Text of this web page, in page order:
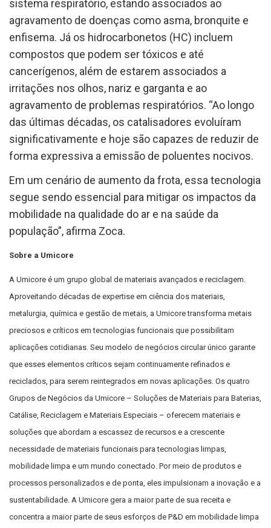
sistema respiratório, estando associados ao
agravamento de doenças como asma, bronquite e
enfisema. Já os hidrocarbonetos (HC) incluem
compostos que podem ser tóxicos e até
cancerígenos, além de estarem associados a
irritações nos olhos, nariz e garganta e ao
agravamento de problemas respiratórios. “Ao longo
das últimas décadas, os catalisadores evoluíram
significativamente e hoje são capazes de reduzir de
forma expressiva a emissão de poluentes nocivos.
Em um cenário de aumento da frota, essa tecnologia
segue sendo essencial para mitigar os impactos da
mobilidade na qualidade do ar e na saúde da
população”, afirma Zoca.
Sobre a Umicore
A Umicore é um grupo global de materiais avançados e reciclagem.
Aproveitando décadas de expertise em ciência dos materiais,
metalurgia, química e gestão de metais, a Umicore transforma metais
preciosos e críticos em tecnologias funcionais que possibilitam
aplicações cotidianas. Seu modelo de negócios circular único garante
que esses elementos críticos sejam continuamente refinados e
reciclados, para serem reintegrados em novas aplicações. Os quatro
Grupos de Negócios da Umicore – Soluções de Materiais para Baterias,
Catálise, Reciclagem e Materiais Especiais – oferecem materiais e
soluções que abordam a escassez de recursos e a crescente
necessidade de materiais funcionais para tecnologias limpas,
mobilidade limpa e um mundo conectado. Por meio de produtos e
processos personalizados e de ponta, eles impulsionam a inovação e a
sustentabilidade. A Umicore gera a maior parte de sua receita e
concentra a maior parte de seus esforços de P&D em mobilidade limpa